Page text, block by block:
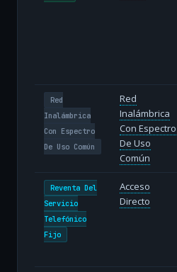
Red
Inalámbrica
Con Espectro
De Uso Común
Red
Inalámbrica
Con Espectro
De Uso
Común
Reventa Del
Servicio
Telefónico
Fijo
Acceso
Directo